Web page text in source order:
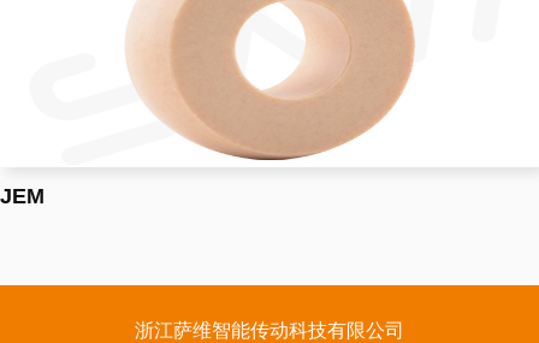
JEM
浙江萨维智能传动科技有限公司